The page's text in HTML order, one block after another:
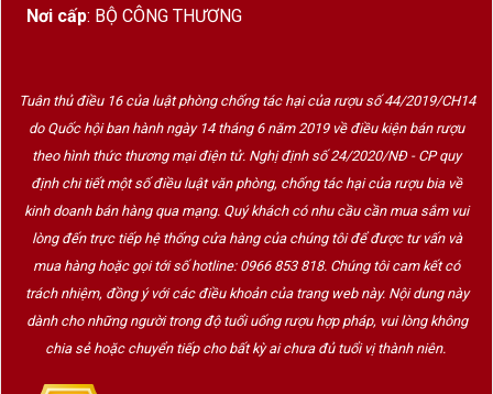
RượuBallantineslà gì?
Rượu Ballantine
là dòng rượu Whisky Scotch nổi
tiếng trên thế giới. Loại rượu này sở hữu hương vị
đậm đà, được ủ rất lâu năm trong thùng gỗ Sồi.
Nơi cấp: BỘ CÔNG THƯƠNG
Tuân thủ điều 16 của luật phòng chống tác hại của rượu số 44/2019/CH14
do Quốc hội ban hành ngày 14 tháng 6 năm 2019 về điều kiện bán rượu
theo hình thức thương mại điện tử. Nghị định số 24/2020/NĐ - CP quy
định chi tiết một số điều luật văn phòng, chống tác hại của rượu bia về
kinh doanh bán hàng qua mạng. Quý khách có nhu cầu cần mua sắm vui
lòng đến trực tiếp hệ thống cửa hàng của chúng tôi để được tư vấn và
mua hàng hoặc gọi tới số hotline: 0966 853 818. Chúng tôi cam kết có
trách nhiệm, đồng ý với các điều khoản của trang web này. Nội dung này
dành cho những người trong độ tuổi uống rượu hợp pháp, vui lòng không
chia sẻ hoặc chuyển tiếp cho bất kỳ ai chưa đủ tuổi vị thành niên.